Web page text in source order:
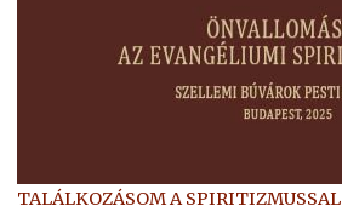
TALÁLKOZÁSOM A SPIRITIZMUSSAL